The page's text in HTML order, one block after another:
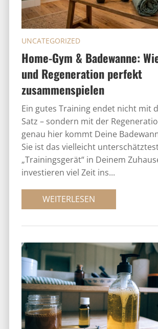
Home-Gym & Badewanne:
und Regeneration perfekt
zusammenspielen
UNCATEGORIZED
Ein gutes Training endet nicht mit
Satz – sondern mit der
genau hier kommt Deine
Sie ist das vielleicht
„Trainingsgerät“ in Deinem
investieren viel Zeit ins...
WEITERLESEN